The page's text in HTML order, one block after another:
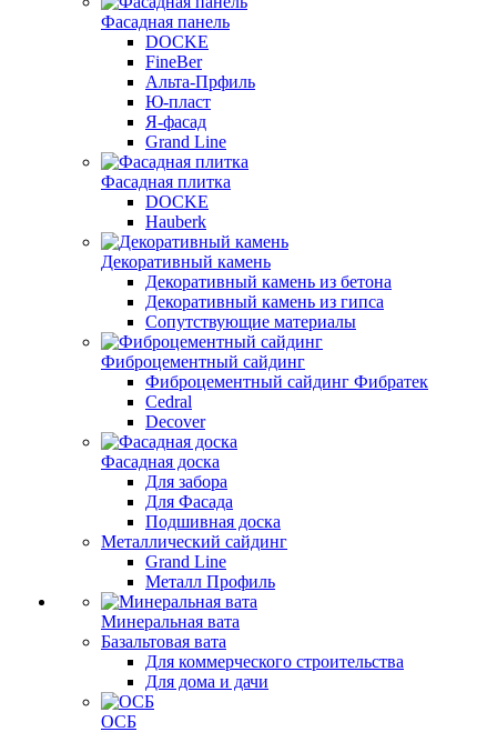
Фасадная панель
DOCKE
FineBer
Альта-Прфиль
Ю-пласт
Я-фасад
Grand Line
Фасадная плитка
DOCKE
Hauberk
Декоративный камень
Декоративный камень из бетона
Декоративный камень из гипса
Сопутствующие материалы
Фиброцементный сайдинг
Фиброцементный сайдинг Фибратек
Cedral
Decover
Фасадная доска
Для забора
Для Фасада
Подшивная доска
Металлический сайдинг
Grand Line
Металл Профиль
Минеральная вата
Базальтовая вата
Для коммерческого строительства
Для дома и дачи
ОСБ